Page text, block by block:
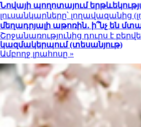
Նովայի պողոտայում
լուսանկարները՝ լողավազանից
մեղադրյալի աթոռին․ ի՞նչ են
Շրջանառությունից դուրս է
կազմակերպում (տեսանյութ)
Ամբողջ լրահոսը »